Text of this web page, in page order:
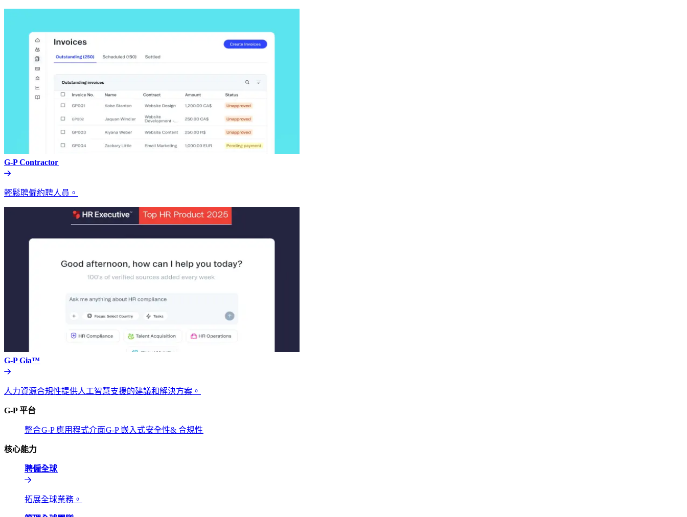
G-P Contractor​​
輕鬆聘僱約聘人員。​​
G-P Gia™​​
人力資源合規性提供人工智慧支援的建議和解決方案。​​
G-P 平台​​
整合​​G-P 應用程式介面​​G-P 嵌入式​​安全性& 合規性​​
核心能力​​
聘僱全球​​
拓展全球業務。​​